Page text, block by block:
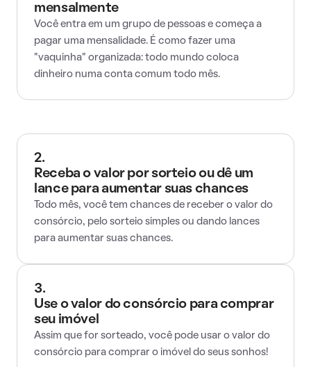
mensalmente
Você entra em um grupo de pessoas e começa a
pagar uma mensalidade. É como fazer uma
"vaquinha" organizada: todo mundo coloca
dinheiro numa conta comum todo mês.
2.
Receba o valor por sorteio ou dê um
lance para aumentar suas chances
Todo mês, você tem chances de receber o valor do
consórcio, pelo sorteio simples ou dando lances
para aumentar suas chances.
3.
Use o valor do consórcio para comprar
seu imóvel
Assim que for sorteado, você pode usar o valor do
consórcio para comprar o imóvel do seus sonhos!